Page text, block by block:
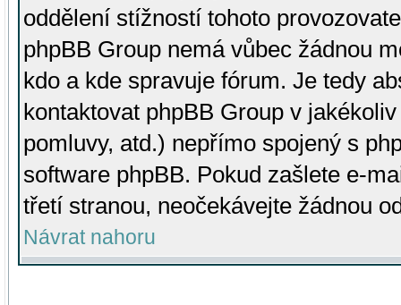
oddělení stížností tohoto
phpBB Group nemá vůbec žádnou
kdo a kde spravuje fórum. Je tedy
kontaktovat phpBB Group v
pomluvy, atd.) nepřímo spojený s
software phpBB. Pokud zašlete e-
třetí stranou, neočekávejte žádnou
Návrat nahoru